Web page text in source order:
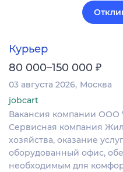
Курьер
80 000–150 000 ₽
03 августа 2026 Москва
jobcart
Вакансия компании
Сервисная компания
хозяйства, оказание
оборудованный офис,
необходимым для